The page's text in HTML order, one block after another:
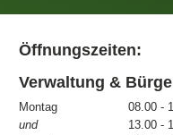
Öffnungszeiten:
Verwaltung &
Montag
08.00 -
und
13.00 -